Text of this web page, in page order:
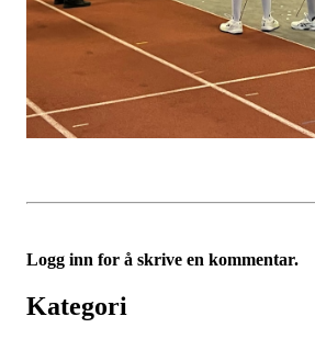
Logg inn for å skrive en kommentar.
Kategori